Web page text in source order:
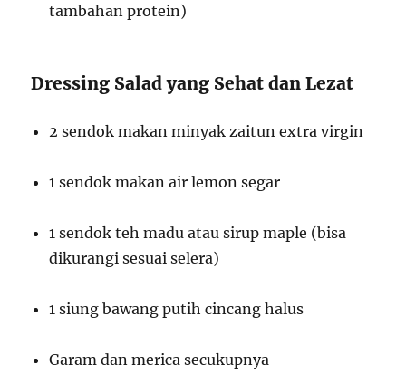
tambahan protein)
Dressing Salad yang Sehat dan Lezat
2 sendok makan minyak zaitun extra virgin
1 sendok makan air lemon segar
1 sendok teh madu atau sirup maple (bisa
dikurangi sesuai selera)
1 siung bawang putih cincang halus
Garam dan merica secukupnya